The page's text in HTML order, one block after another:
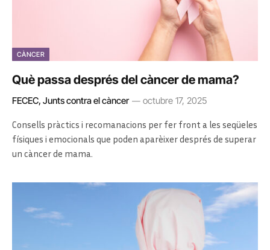
CÀNCER
Què passa després del càncer de mama?
FECEC, Junts contra el càncer octubre 17, 2025
Consells pràctics i recomanacions per fer front a les seqüeles
físiques i emocionals que poden aparèixer després de superar
un càncer de mama.